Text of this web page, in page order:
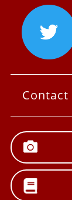
Contact